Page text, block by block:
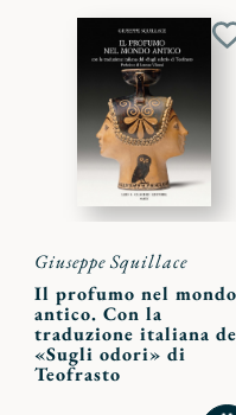
Giuseppe Squillace
Il profumo nel mondo
antico. Con la
traduzione italiana
«Sugli odori» di
Teofrasto